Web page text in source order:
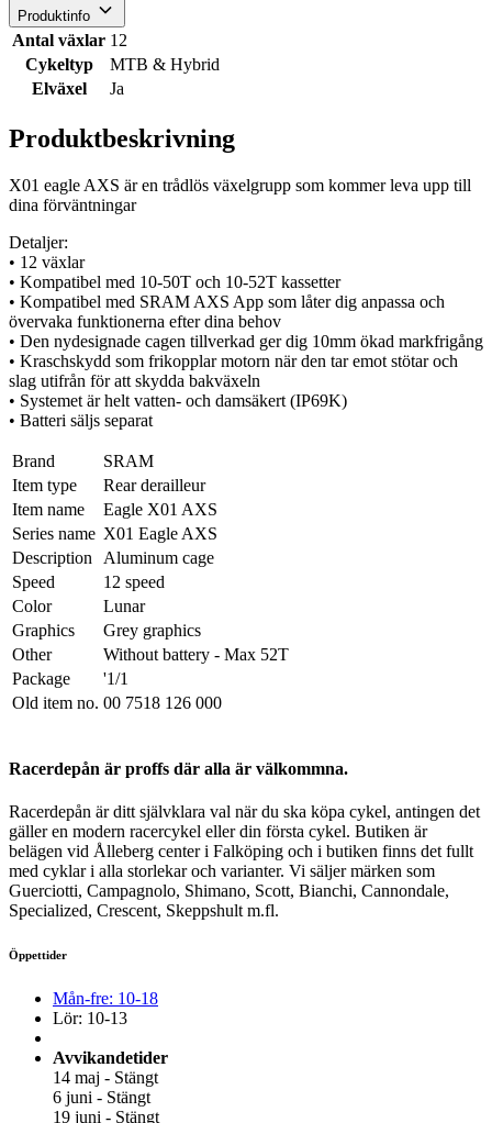
Produktinfo
Antal växlar 12
Cykeltyp
MTB & Hybrid
Elväxel
Ja
Produktbeskrivning
X01 eagle AXS är en trådlös växelgrupp som kommer leva upp till
dina förväntningar
Detaljer:
• 12 växlar
• Kompatibel med 10-50T och 10-52T kassetter
• Kompatibel med SRAM AXS App som låter dig anpassa och
övervaka funktionerna efter dina behov
• Den nydesignade cagen tillverkad ger dig 10mm ökad markfrigång
• Kraschskydd som frikopplar motorn när den tar emot stötar och
slag utifrån för att skydda bakväxeln
• Systemet är helt vatten- och damsäkert (IP69K)
• Batteri säljs separat
Brand
SRAM
Item type
Rear derailleur
Item name
Eagle X01 AXS
Series name X01 Eagle AXS
Description
Aluminum cage
Speed
12 speed
Color
Lunar
Graphics
Grey graphics
Other
Without battery - Max 52T
Package
'1/1
Old item no. 00 7518 126 000
Racerdepån är proffs där alla är välkommna.
Racerdepån är ditt självklara val när du ska köpa cykel, antingen det
gäller en modern racercykel eller din första cykel. Butiken är
belägen vid Ålleberg center i Falköping och i butiken finns det fullt
med cyklar i alla storlekar och varianter. Vi säljer märken som
Guerciotti, Campagnolo, Shimano, Scott, Bianchi, Cannondale,
Specialized, Crescent, Skeppshult m.fl.
Öppettider
Mån-fre: 10-18
Lör: 10-13
Avvikandetider
14 maj - Stängt
6 juni - Stängt
19 juni - Stängt